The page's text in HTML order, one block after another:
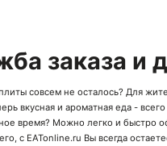
заказа и
совсем не осталось? Для
вкусная и ароматная еда -
время? Можно легко и быстро
с EATonline.ru Вы всегда